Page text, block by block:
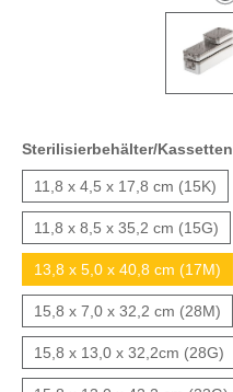
Sterilisierbehälter/Kassetten
11,8 x 4,5 x 17,8 cm (15K)
11,8 x 8,5 x 35,2 cm (15G)
13,8 x 5,0 x 40,8 cm (17M)
15,8 x 7,0 x 32,2 cm (28M)
15,8 x 13,0 x 32,2cm (28G)